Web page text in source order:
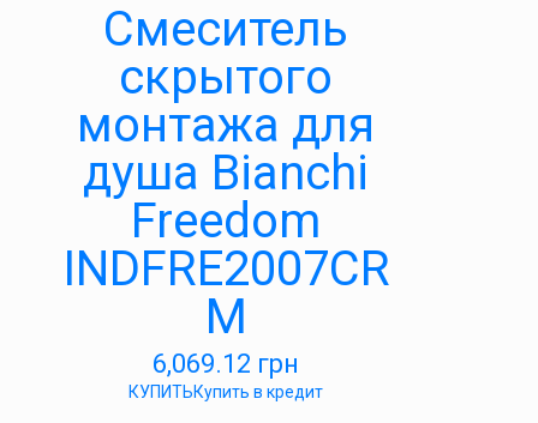
Смеситель
скрытого
монтажа для
душа Bianchi
Freedom
INDFRE2007CR
M
6,069.12 грн
КУПИТЬКупить в кредит